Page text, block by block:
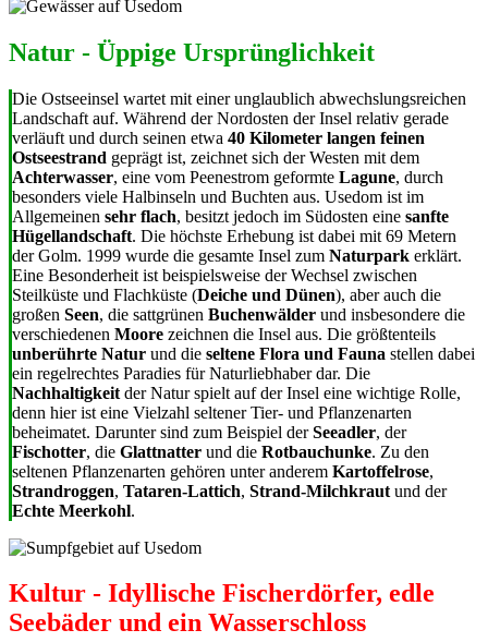
Natur - Üppige Ursprünglichkeit
Die Ostseeinsel wartet mit einer unglaublich abwechslungsreichen
Landschaft auf. Während der Nordosten der Insel relativ gerade
verläuft und durch seinen etwa 40 Kilometer langen feinen
Ostseestrand geprägt ist, zeichnet sich der Westen mit dem
Achterwasser, eine vom Peenestrom geformte Lagune, durch
besonders viele Halbinseln und Buchten aus. Usedom ist im
Allgemeinen sehr flach, besitzt jedoch im Südosten eine sanfte
Hügellandschaft. Die höchste Erhebung ist dabei mit 69 Metern
der Golm. 1999 wurde die gesamte Insel zum Naturpark erklärt.
Eine Besonderheit ist beispielsweise der Wechsel zwischen
Steilküste und Flachküste (Deiche und Dünen), aber auch die
großen Seen, die sattgrünen Buchenwälder und insbesondere die
verschiedenen Moore zeichnen die Insel aus. Die größtenteils
unberührte Natur und die seltene Flora und Fauna stellen dabei
ein regelrechtes Paradies für Naturliebhaber dar. Die
Nachhaltigkeit der Natur spielt auf der Insel eine wichtige Rolle,
denn hier ist eine Vielzahl seltener Tier- und Pflanzenarten
beheimatet. Darunter sind zum Beispiel derSeeadler, der
Fischotter, die Glattnatter und die Rotbauchunke. Zu den
seltenen Pflanzenarten gehören unter anderem Kartoffelrose,
Strandroggen, Tataren-Lattich, Strand-Milchkraut und der
Echte Meerkohl.
Kultur - Idyllische Fischerdörfer, edle
Seebäder und ein Wasserschloss